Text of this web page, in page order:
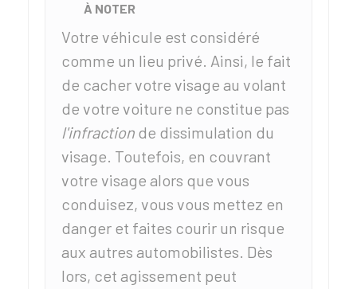
À NOTER
Votre véhicule est considéré
comme un lieu privé. Ainsi, le fait
de cacher votre visage au volant
de votre voiture ne constitue pas
l'infraction de dissimulation du
visage. Toutefois, en couvrant
votre visage alors que vous
conduisez, vous vous mettez en
danger et faites courir un risque
aux autres automobilistes. Dès
lors, cet agissement peut